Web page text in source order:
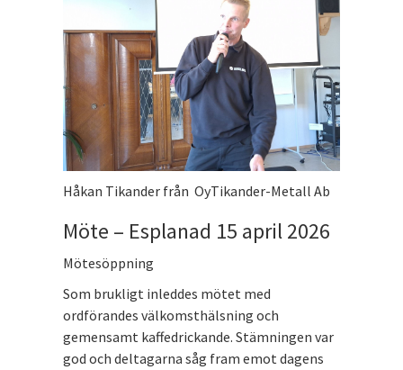
Håkan Tikander från OyTikander-Metall Ab
Möte – Esplanad 15 april 2026
Mötesöppning
Som brukligt inleddes mötet med
ordförandes välkomsthälsning och
gemensamt kaffedrickande. Stämningen var
god och deltagarna såg fram emot dagens